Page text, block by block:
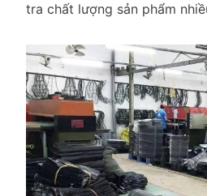
tra chất lượng sản phẩm